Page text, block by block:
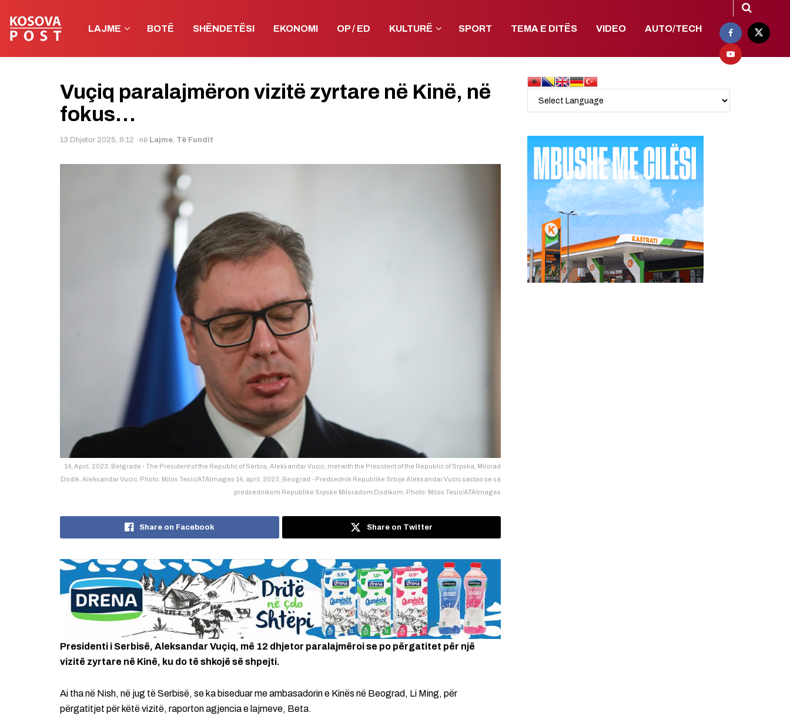
LAJME BOTË SHËNDETËSI EKONOMI OP / ED KULTURË SPORT TEMA E DITËS VIDEO AUTO/TECH
Vuçiq paralajmëron vizitë zyrtare në Kinë, në
fokus…
13 Dhjetor 2025, 9:12 në Lajme, Të Fundit
14, April, 2023, Belgrade - The President of the Republic of Serbia, Aleksandar Vucic, met with the President of the Republic of Srpska, Milorad
Dodik. Aleksandar Vucic. Photo: Milos Tesic/ATAImages 14, april, 2023, Beograd - Predsednik Republike Srbije Aleksandar Vucic sastao se sa
predsednikom Republike Srpske Miloradom Dodikom. Photo: Milos Tesic/ATAImages
Share on Facebook Share on Twitter
Presidenti i Serbisë, Aleksandar Vuçiq, më 12 dhjetor paralajmëroi se po përgatitet për një
vizitë zyrtare në Kinë, ku do të shkojë së shpejti.
Ai tha në Nish, në jug të Serbisë, se ka biseduar me ambasadorin e Kinës në Beograd, Li Ming, për
përgatitjet për këtë vizitë, raporton agjencia e lajmeve, Beta.